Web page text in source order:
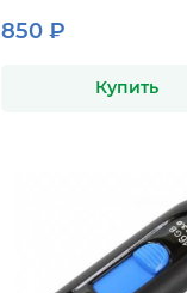
850 ₽
Купить